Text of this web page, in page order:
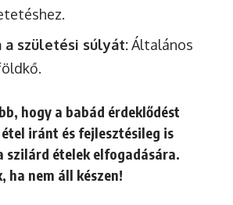
a születési súlyát:Általános
hogy a babád érdeklődést
iránt és fejlesztésileg is
szilárd ételek elfogadására.
ha nem áll készen!